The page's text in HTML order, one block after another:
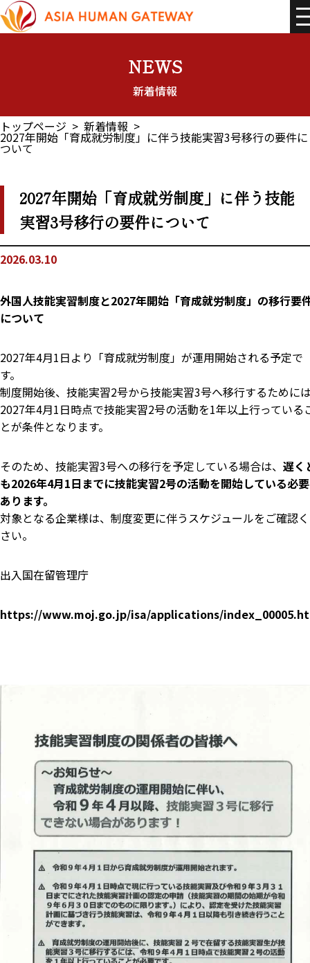
コ
ン
テ
ン
ナ
ビ
ゲ
ー
NEWS
新着情報
トップページ 新着情報
2027年開始「育成就労制度」に伴う技能実習3号移行の要件に
ついて
2027年開始「育成就労制度」に伴う技能
実習3号移行の要件について
2026.03.10
外国人技能実習制度と2027年開始「育成就労制度」の移行要
について
2027年4月1日より「育成就労制度」が運用開始される予定で
す。
制度開始後、技能実習2号から技能実習3号へ移行するために
2027年4月1日時点で技能実習2号の活動を1年以上行っている
とが条件となります。
そのため、技能実習3号への移行を予定している場合は、 遅く
も2026年4月1日までに技能実習2号の活動を開始している必
あります。
対象となる企業様は、制度変更に伴うスケジュールをご確認
さい。
出入国在留管理庁
https://www.moj.go.jp/isa/applications/